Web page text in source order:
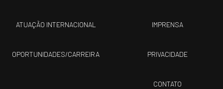
ATUAÇÃO INTERNACIONAL
OPORTUNIDADES/CARREIRA
IMPRENSA
PRIVACIDADE
CONTATO